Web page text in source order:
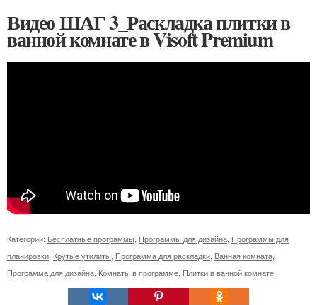
Видео ШАГ 3_Раскладка плитки в
ванной комнате в Visoft Premium
Категории: Бесплатные программы Программы для дизайна Программы для
планировки Крутые утилиты Программа для раскладки Ванная комната
Программа для дизайна Комнаты в программе Плитки в ванной комнате